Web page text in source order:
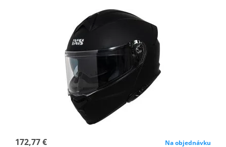
172,77 € Na objednávku